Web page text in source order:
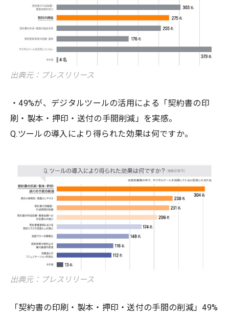
出典元：プレスリリース
・49%が、デジタルツールの活用による「契約書の印
刷・製本・押印・送付の手間削減」を実感。
Q.ツールの導入により得られた効果は何ですか。
出典元：プレスリリース
「契約書の印刷・製本・押印・送付の手間の削減」49%